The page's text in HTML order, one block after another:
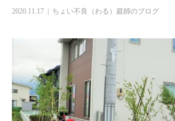
2020.11.17 ちょい不良（わる）庭師のブログ